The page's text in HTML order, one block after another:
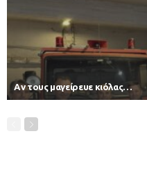
Αν τους μαγείρευε κιόλας…